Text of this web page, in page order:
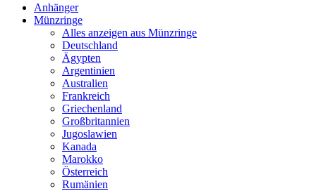
Anhänger
Münzringe
Alles anzeigen aus Münzringe
Deutschland
Ägypten
Argentinien
Australien
Frankreich
Griechenland
Großbritannien
Jugoslawien
Kanada
Marokko
Österreich
Rumänien